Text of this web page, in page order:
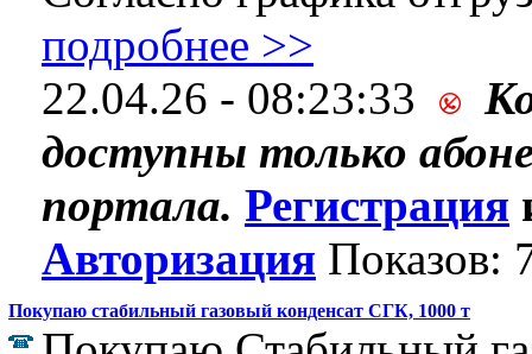
подробнее >>
22.04.26 - 08:23:33
доступны только
портала. Регистрация
Авторизация Показов:
Покупаю стабильный газовый конденсат СГК, 1000 т